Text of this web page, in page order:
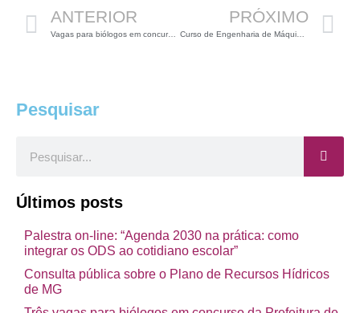
ANTERIOR
Vagas para biólogos em concurso público
PRÓXIMO
Curso de Engenharia de Máquinas Biológicas
Pesquisar
Últimos posts
Palestra on-line: “Agenda 2030 na prática: como
integrar os ODS ao cotidiano escolar”
Consulta pública sobre o Plano de Recursos Hídricos
de MG